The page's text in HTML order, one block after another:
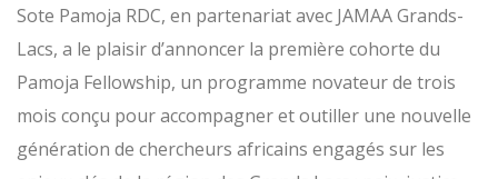
Sote Pamoja RDC, en partenariat avec JAMAA Grands-
Lacs, a le plaisir d’annoncer la première cohorte du
Pamoja Fellowship, un programme novateur de trois
mois conçu pour accompagner et outiller une nouvelle
génération de chercheurs africains engagés sur les